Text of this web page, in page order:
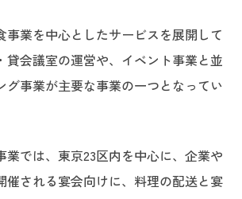
事業を中心としたサービスを展開して
貸会議室の運営や、イベント事業と並
グ事業が主要な事業の一つとなってい
業では、東京23区内を中心に、企業や
催される宴会向けに、料理の配送と宴